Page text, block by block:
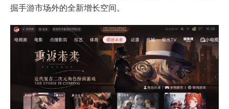
掘手游市场外的全新增长空间。